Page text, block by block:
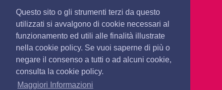
Questo sito o gli strumenti terzi da questo
utilizzati si avvalgono di cookie necessari al
funzionamento ed utili alle finalità illustrate
nella cookie policy. Se vuoi saperne di più o
negare il consenso a tutti o ad alcuni cookie,
consulta la cookie policy.
Maggiori Informazioni
SEGNALA UNA NOTIZIA
SEGNALA UN EVENTO
redazione@olbianotizie.it